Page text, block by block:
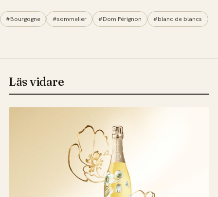
#Bourgogne #sommelier #Dom Pérignon #blanc de blancs
Läs vidare